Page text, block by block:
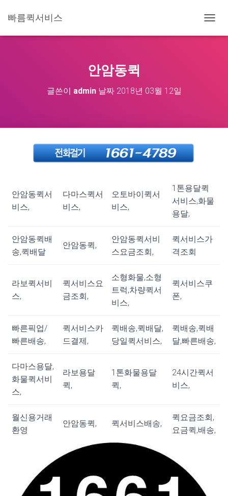
빠름퀵서비스
비
안암동퀵
글쓴이 admin날짜 2018년 03월 12일
안암동퀵서
비스,
다마스퀵서
비스,
오토바이퀵서
비스,
1톤용달퀵
서비스,화물
용달,
안암동퀵배
송,퀵배달
안암동퀵,
안암동퀵서비
스요금조회,
퀵서비스가
격조회
라보퀵서비
스,
퀵서비스요
금조회,
소형화물,소형
트럭,차량퀵서
비스,
퀵서비스쿠
폰,
빠른픽업/
빠른배송,
퀵서비스카
드결제,
퀵배송,퀵배달,
당일퀵서비스,
퀵배송,퀵배
달,빠른배송,
다마스용달,
화물퀵서비
스,
라보용달
퀵,
1톤화물용달
퀵,
24시간퀵서
비스,
월신용거래
환영
안암동퀵, 퀵서비스배송,
퀵요금조회,
요금퀵,배송,